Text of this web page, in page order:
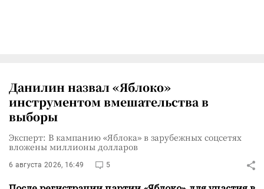
Данилин назвал «Яблоко»
инструментом вмешательства в
выборы
Эксперт: В кампанию «Яблока» в зарубежных соцсетях
вложены миллионы долларов
6 августа 2026, 16:49 5